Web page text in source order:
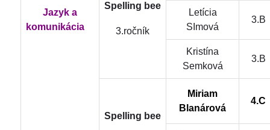
Jazyk a
komunikácia
Spelling bee
3.ročník
Letícia
SImová
3.B
Kristína
Semková
3.B
Spelling bee
Miriam
Blanárová
4.C